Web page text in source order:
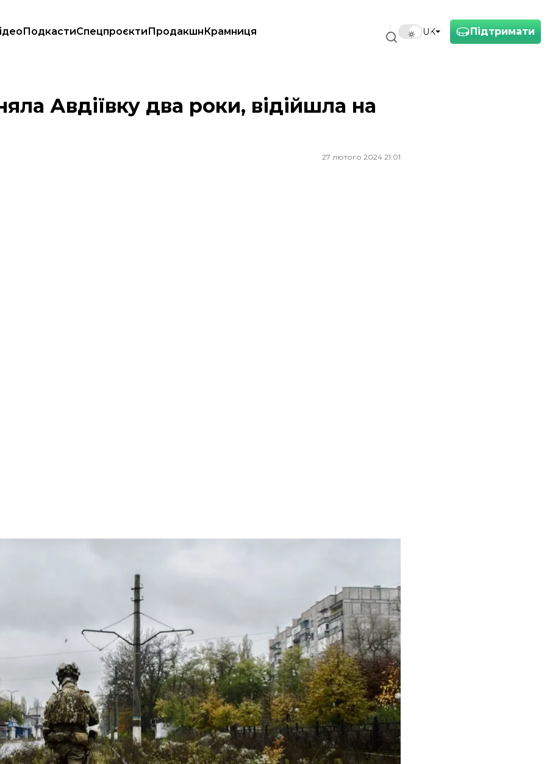
Підтримати
UK
ПодкастиСпецпроєктиПродакшнКрамниця
Авдіївку два роки, відійшла на
27 лютого 2024 21:01
Марка Безручка заявила, що йде на ротацію — вперше за два
головою. За два роки протистояння нарешті ротація. Ми будемо
що нас змінили, бажаємо витримки та якомога більше знищити орків», —
Покровській військово-цивільним адміністраціям та